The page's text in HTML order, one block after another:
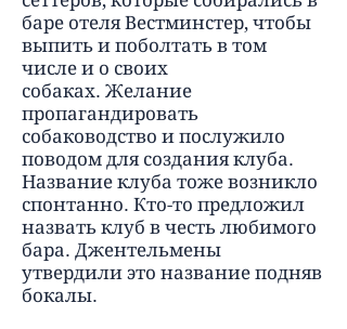
баре отеля Вестминстер, чтобы
выпить и поболтать в том
числе и о своих
собаках. Желание
пропагандировать
собаководство и послужило
поводом для создания клуба.
Название клуба тоже возникло
спонтанно. Кто-то предложил
назвать клуб в честь любимого
бара. Джентельмены
утвердили это название подняв
бокалы.